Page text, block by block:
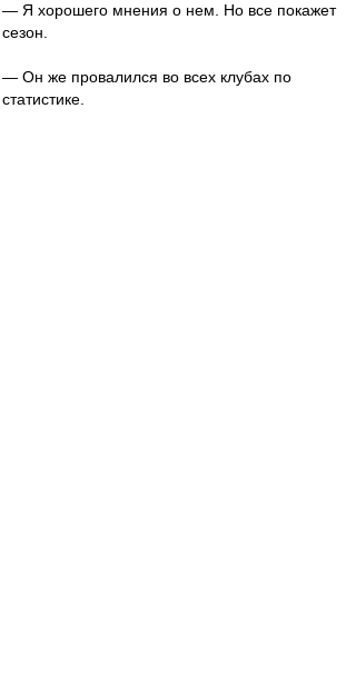
— Я хорошего мнения о нем. Но все покажет
сезон.
— Он же провалился во всех клубах по
статистике.